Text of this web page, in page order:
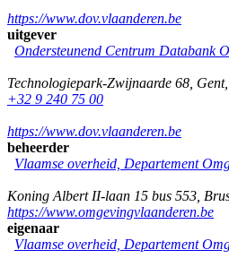
https://www.dov.vlaanderen.be
uitgever
Ondersteunend Centrum Databank
Technologiepark-Zwijnaarde 68 Gent,
+32 9 240 75 00
https://www.dov.vlaanderen.be
beheerder
Vlaamse overheid, Departement
Koning Albert II-laan 15 bus 553
https://www.omgevingvlaanderen.be
eigenaar
Vlaamse overheid, Departement